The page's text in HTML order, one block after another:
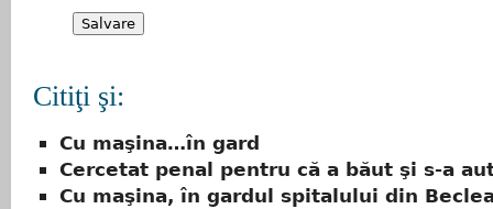
Citiţi şi:
Cu maşina…în gard
Cercetat penal pentru că a băut şi s-a
Cu maşina, în gardul spitalului din